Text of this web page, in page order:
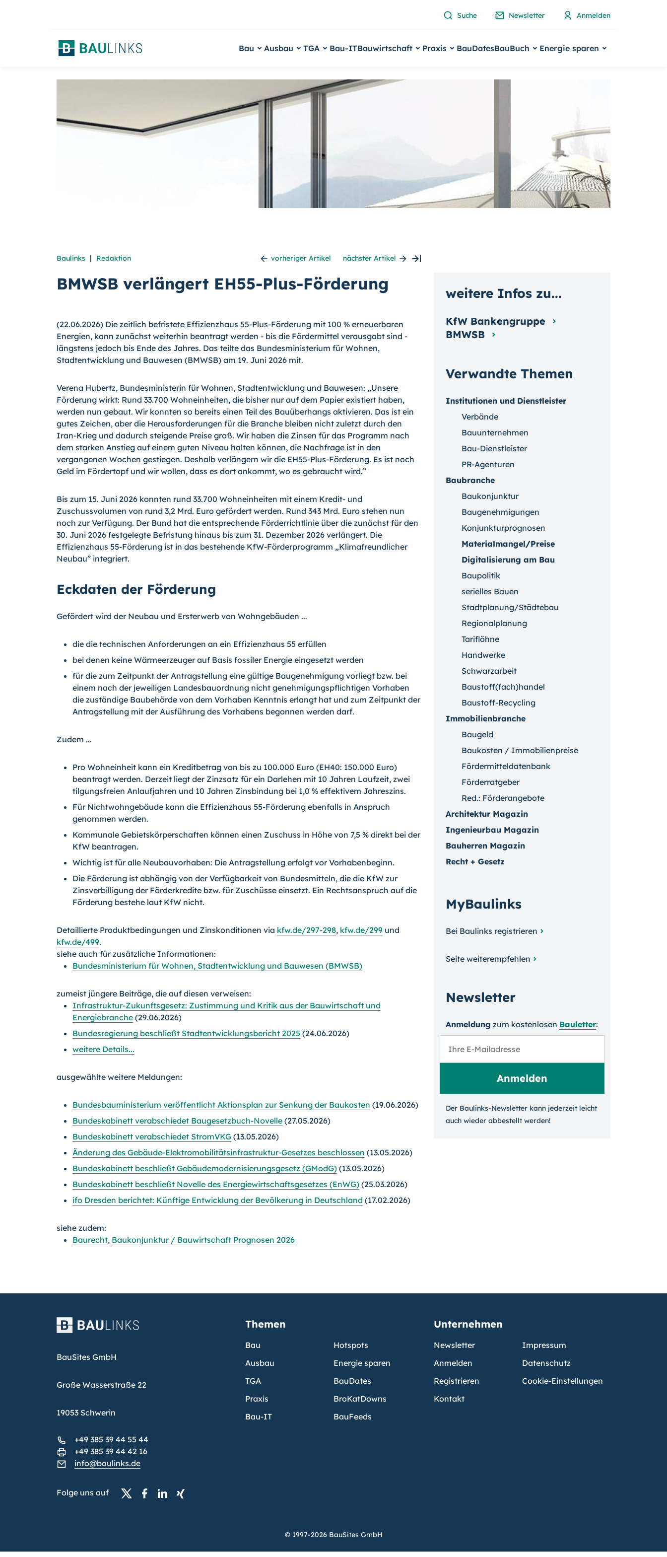
Suche Newsletter Anmelden
Bau Ausbau TGA Bau-ITBauwirtschaft Praxis BauDatesBauBuch Energie sparen
Baulinks | Redaktion vorheriger Artikel nächster Artikel
BMWSB verlängert EH55-Plus-Förderung
(22.06.2026) Die zeitlich befristete Effizienzhaus 55-Plus-Förderung mit 100 % erneuerbaren
Energien, kann zunächst weiterhin beantragt werden - bis die Fördermittel verausgabt sind -
längstens jedoch bis Ende des Jahres. Das teilte das Bundesministerium für Wohnen,
Stadtentwicklung und Bauwesen (BMWSB) am 19. Juni 2026 mit.
Verena Hubertz, Bundesministerin für Wohnen, Stadtentwicklung und Bauwesen: „Unsere
Förderung wirkt: Rund 33.700 Wohneinheiten, die bisher nur auf dem Papier existiert haben,
werden nun gebaut. Wir konnten so bereits einen Teil des Bauüberhangs aktivieren. Das ist ein
gutes Zeichen, aber die Herausforderungen für die Branche bleiben nicht zuletzt durch den
Iran-Krieg und dadurch steigende Preise groß. Wir haben die Zinsen für das Programm nach
dem starken Anstieg auf einem guten Niveau halten können, die Nachfrage ist in den
vergangenen Wochen gestiegen. Deshalb verlängern wir die EH55-Plus-Förderung. Es ist noch
Geld im Fördertopf und wir wollen, dass es dort ankommt, wo es gebraucht wird.”
Bis zum 15. Juni 2026 konnten rund 33.700 Wohneinheiten mit einem Kredit- und
Zuschussvolumen von rund 3,2 Mrd. Euro gefördert werden. Rund 343 Mrd. Euro stehen nun
noch zur Verfügung. Der Bund hat die entsprechende Förderrichtlinie über die zunächst für den
30. Juni 2026 festgelegte Befristung hinaus bis zum 31. Dezember 2026 verlängert. Die
Effizienzhaus 55-Förderung ist in das bestehende KfW-Förderprogramm „Klimafreundlicher
Neubau” integriert.
Eckdaten der Förderung
Gefördert wird der Neubau und Ersterwerb von Wohngebäuden ...
die die technischen Anforderungen an ein Effizienzhaus 55 erfüllen
bei denen keine Wärmeerzeuger auf Basis fossiler Energie eingesetzt werden
für die zum Zeitpunkt der Antragstellung eine gültige Baugenehmigung vorliegt bzw. bei
einem nach der jeweiligen Landesbauordnung nicht genehmigungspflichtigen Vorhaben
die zuständige Baubehörde von dem Vorhaben Kenntnis erlangt hat und zum Zeitpunkt der
Antragstellung mit der Ausführung des Vorhabens begonnen werden darf.
Zudem ...
Pro Wohneinheit kann ein Kreditbetrag von bis zu 100.000 Euro (EH40: 150.000 Euro)
beantragt werden. Derzeit liegt der Zinzsatz für ein Darlehen mit 10 Jahren Laufzeit, zwei
tilgungsfreien Anlaufjahren und 10 Jahren Zinsbindung bei 1,0 % effektivem Jahreszins.
Für Nichtwohngebäude kann die Effizienzhaus 55-Förderung ebenfalls in Anspruch
genommen werden.
Kommunale Gebietskörperschaften können einen Zuschuss in Höhe von 7,5 % direkt bei der
KfW beantragen.
Wichtig ist für alle Neubauvorhaben: Die Antragstellung erfolgt vor Vorhabenbeginn.
Die Förderung ist abhängig von der Verfügbarkeit von Bundesmitteln, die die KfW zur
Zinsverbilligung der Förderkredite bzw. für Zuschüsse einsetzt. Ein Rechtsanspruch auf die
Förderung bestehe laut KfW nicht.
Detaillierte Produktbedingungen und Zinskonditionen via kfw.de/297-298, kfw.de/299 und
kfw.de/499.
siehe auch für zusätzliche Informationen:
Bundesministerium für Wohnen, Stadtentwicklung und Bauwesen (BMWSB)
zumeist jüngere Beiträge, die auf diesen verweisen:
Infrastruktur-Zukunftsgesetz: Zustimmung und Kritik aus der Bauwirtschaft und
Energiebranche (29.06.2026)
Bundesregierung beschließt Stadtentwicklungsbericht 2025 (24.06.2026)
weitere Details...
ausgewählte weitere Meldungen:
Bundesbauministerium veröffentlicht Aktionsplan zur Senkung der Baukosten (19.06.2026)
Bundeskabinett verabschiedet Baugesetzbuch-Novelle (27.05.2026)
Bundeskabinett verabschiedet StromVKG (13.05.2026)
Änderung des Gebäude-Elektro­mobilitätsinfrastruktur-Gesetzes beschlossen (13.05.2026)
Bundeskabinett beschließt Gebäudemodernisierungs­gesetz (GModG) (13.05.2026)
Bundeskabinett beschließt Novelle des Energiewirtschaftsgesetzes (EnWG) (25.03.2026)
ifo Dresden berichtet: Künftige Entwicklung der Bevölkerung in Deutschland (17.02.2026)
siehe zudem:
Baurecht, Baukonjunktur / Bauwirtschaft Prognosen 2026
Verwandte Themen
Institutionen und Dienstleister
Verbände
Bauunternehmen
Bau-Dienstleister
PR-Agenturen
Baubranche
Baukonjunktur
Baugenehmigungen
Konjunkturprognosen
Materialmangel/Preise
Digitalisierung am Bau
Baupolitik
serielles Bauen
Stadtplanung/Städtebau
Regionalplanung
Tariflöhne
Handwerke
Schwarzarbeit
Baustoff(fach)handel
Baustoff-Recycling
Immobilienbranche
Baugeld
Baukosten / Immobilienpreise
Fördermitteldatenbank
Förderratgeber
Red.: Förderangebote
Architektur Magazin
Ingenieurbau Magazin
Bauherren Magazin
Recht + Gesetz
MyBaulinks
Bei Baulinks registrieren
Seite weiterempfehlen
Newsletter
Anmeldung zum kosten­losen Bauletter:
Der Baulinks-Newsletter kann jeder­zeit leicht
auch wieder ab­bestellt werden!
weitere Infos zu...
KfW Bankengruppe
BMWSB
BauSites GmbH
Große Wasserstraße 22
19053 Schwerin
+49 385 39 44 55 44
+49 385 39 44 42 16
info@baulinks.de
Folge uns auf
Themen
Bau
Ausbau
TGA
Praxis
Bau-IT
Hotspots
Energie sparen
BauDates
BroKatDowns
BauFeeds
Unternehmen
Newsletter
Anmelden
Registrieren
Kontakt
Impressum
Datenschutz
Cookie-Einstellungen
© 1997-2026 BauSites GmbH